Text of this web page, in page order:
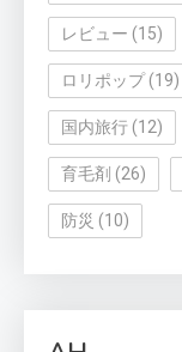
レビュー (15)
ロリポップ(19)
国内旅行 (12)
育毛剤 (26)
防災 (10)